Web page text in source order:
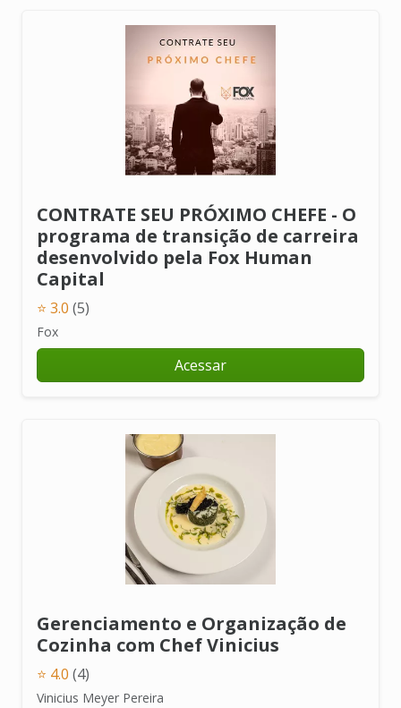
CONTRATE SEU PRÓXIMO CHEFE - O
programa de transição de carreira
desenvolvido pela Fox Human
Capital
⭐ 3.0 (5)
Fox
Acessar
Gerenciamento e Organização de
Cozinha com Chef Vinicius
⭐ 4.0 (4)
Vinicius Meyer Pereira